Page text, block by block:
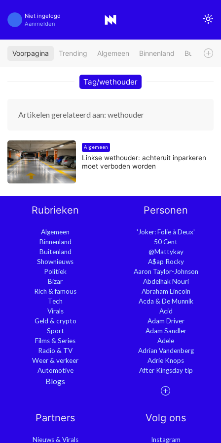
Niet ingelogd
Aanmelden
Voorpagina Trending Algemeen Binnenland Buitenland
Tag/wethouder
Artikelen gerelateerd aan: wethouder
Algemeen
Linkse wethouder: achteruit inparkeren
moet verboden worden
Rubrieken
Algemeen
Binnenland
Buitenland
Shownieuws
Politiek
Bizar
Rich & famous
Tech
Virals
Geld & crypto
Sport
Films & Series
Radio & TV
Weer & verkeer
Automotive
Blogs
Personen
'Joker: Folie à Deux'
50 Cent
@Mattykay
A$ap Rocky
Aaron Taylor-Johnson
Abdelhak Nouri
Abraham Lincoln
Acda & De Munnik
Acid
Adam Driver
Adam Sandler
Adele
Adrian Vandenberg
Adrie Knops
After Kingsday tip
Partners
Nieuws & Virals
Volg ons
Instagram